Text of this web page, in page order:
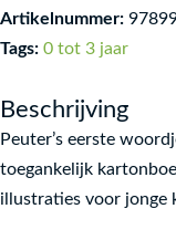
Artikelnummer:
Tags: 0 tot 3 jaar
Beschrijving
Peuter’s eerste
toegankelijk
illustraties voor jonge